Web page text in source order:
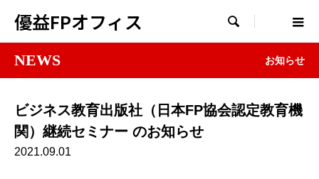
優益FPオフィス 
NEWS お知らせ
ビジネス教育出版社（日本FP協会認定教育機
関）継続セミナー のお知らせ
2021.09.01